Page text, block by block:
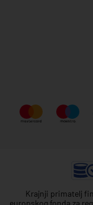
Krajnji primatelj